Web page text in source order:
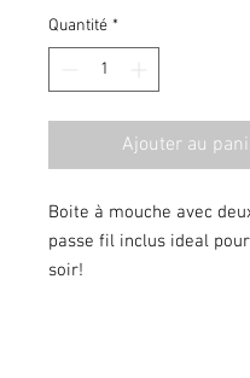
Quantité *
Ajouter au
Boite à mouche avec
passe fil inclus ideal
soir!